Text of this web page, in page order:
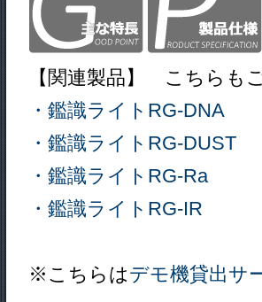
【関連製品】 こちらも
・鑑識ライトRG-DNA
・鑑識ライトRG-DUST
・鑑識ライトRG-Ra
・鑑識ライトRG-IR
※こちらはデモ機貸出サ